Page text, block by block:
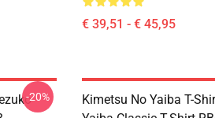
€ 39,51 - € 45,95
-20%
Kimetsu No Yaiba T-